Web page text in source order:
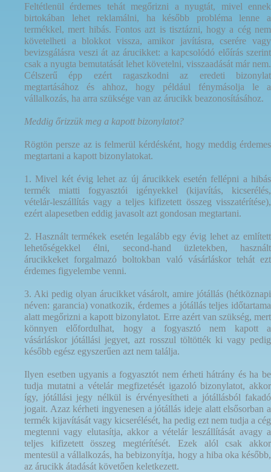
Feltétlenül érdemes tehát megőrizni a nyugtát, mivel ennek
birtokában lehet reklamálni, ha később probléma lenne a
termékkel, mert hibás. Fontos azt is tisztázni, hogy a cég nem
követelheti a blokkot vissza, amikor javításra, cserére vagy
bevizsgálásra veszi át az árucikket: a kapcsolódó előírás szerint
csak a nyugta bemutatását lehet követelni, visszaadását már nem.
Célszerű épp ezért ragaszkodni az eredeti bizonylat
megtartásához és ahhoz, hogy például fénymásolja le a
vállalkozás, ha arra szüksége van az árucikk beazonosításához.
Meddig őrizzük meg a kapott bizonylatot?
Rögtön persze az is felmerül kérdésként, hogy meddig érdemes
megtartani a kapott bizonylatokat.
1. Mivel két évig lehet az új árucikkek esetén fellépni a hibás
termék miatti fogyasztói igényekkel (kijavítás, kicserélés,
vételár-leszállítás vagy a teljes kifizetett összeg visszatérítése),
ezért alapesetben eddig javasolt azt gondosan megtartani.
2. Használt termékek esetén legalább egy évig lehet az említett
lehetőségekkel élni, second-hand üzletekben, használt
árucikkeket forgalmazó boltokban való vásárláskor tehát ezt
érdemes figyelembe venni.
3. Aki pedig olyan árucikket vásárolt, amire jótállás (hétköznapi
néven: garancia) vonatkozik, érdemes a jótállás teljes időtartama
alatt megőrizni a kapott bizonylatot. Erre azért van szükség, mert
könnyen előfordulhat, hogy a fogyasztó nem kapott a
vásárláskor jótállási jegyet, azt rosszul töltötték ki vagy pedig
később egész egyszerűen azt nem találja.
Ilyen esetben ugyanis a fogyasztót nem érheti hátrány és ha be
tudja mutatni a vételár megfizetését igazoló bizonylatot, akkor
így, jótállási jegy nélkül is érvényesítheti a jótállásból fakadó
jogait. Azaz kérheti ingyenesen a jótállás ideje alatt elsősorban a
termék kijavítását vagy kicserélését, ha pedig ezt nem tudja a cég
megtenni vagy elutasítja, akkor a vételár leszállítását avagy a
teljes kifizetett összeg megtérítését. Ezek alól csak akkor
mentesül a vállalkozás, ha bebizonyítja, hogy a hiba oka később,
az árucikk átadását követően keletkezett.